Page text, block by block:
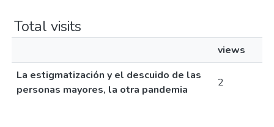
Total visits
views
La estigmatización y el descuido de las
personas mayores, la otra pandemia
2